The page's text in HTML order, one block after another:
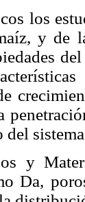
los
y de
del
y
Da,